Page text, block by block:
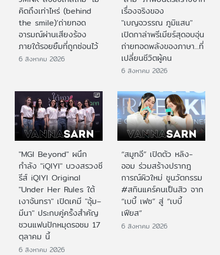
คิดถึงเท่าไหร่ (behind
the smile)’ถ่ายทอด
อารมณ์ผ่านเสียงร้อง
ภายใต้รอยยิ้มที่ถูกซ่อนไว้
6 สิงหาคม 2026
เรื่องจริงของ
"เบญจวรรณ ภูมิแสน"
เปิดกาล่าพรีเมียร์สุดอบอุ่น
ถ่ายทอดพลังของภาษา...ที่
เปลี่ยนชีวิตผู้คน
6 สิงหาคม 2026
"MGI Beyond" ผนึก
กำลัง "iQIYI" บวงสรวงซี
รีส์ iQIYI Original
"Under Her Rules ใต้
เงาจันทรา" เปิดเคมี "อุ้ม–
มีนา" ประกบคู่ครั้งสำคัญ
ชวนแฟนปักหมุดรอชม 17
ตุลาคม นี้
6 สิงหาคม 2026
“สมูทอี” เปิดตัว หลิง-
ออม ร่วมสร้างปรากฎ
การณ์ผิวใหม่ ชูนวัตกรรม
#สกินแคร์คนเป็นสิว จาก
“เบบี้ เฟซ” สู่ “เบบี้
เฟียส”
6 สิงหาคม 2026